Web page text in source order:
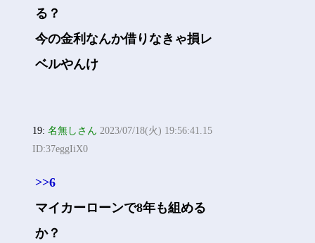
る？
今の金利なんか借りなきゃ損レ
ベルやんけ
19:名無しさん 2023/07/18(火) 19:56:41.15
ID:37eggIiX0
>>6
マイカーローンで8年も組める
か？